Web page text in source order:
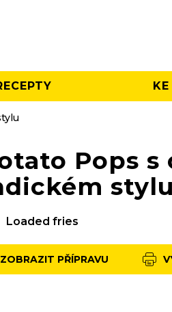
Pops
stylu
Loaded fries
ZOBRAZIT PŘÍPRAVU